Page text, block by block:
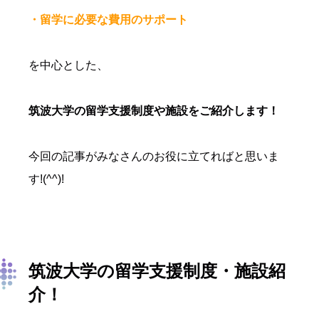
・留学に必要な費用のサポート
を中心とした、
筑波大学の留学支援制度や施設をご紹介します！
今回の記事がみなさんのお役に立てればと思いま
す!(^^)!
筑波大学の留学支援制度・施設紹
介！